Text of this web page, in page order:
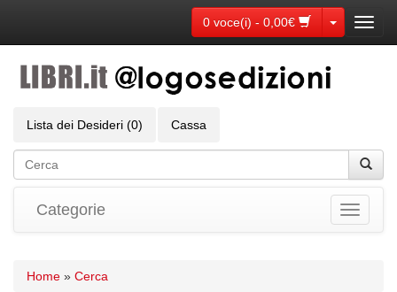
0 voce(i) - 0,00€ Toggle
Lista dei Desideri (0) Cassa
Toggle
Categorie
Home » Cerca